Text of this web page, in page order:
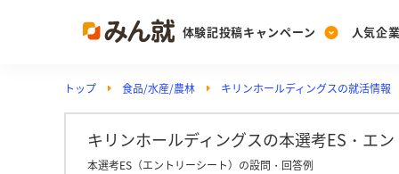
体験記投稿キャンペーン
Post
投稿する
人気企
Ranking
ランキングを見る
PickUp
注目の企業特集
トップ 食品/水産/農林 キリンホールディングスの就活情報
キリンホールディングスの本選考ES・エ
本選考ES（エントリーシート）の設問・回答例